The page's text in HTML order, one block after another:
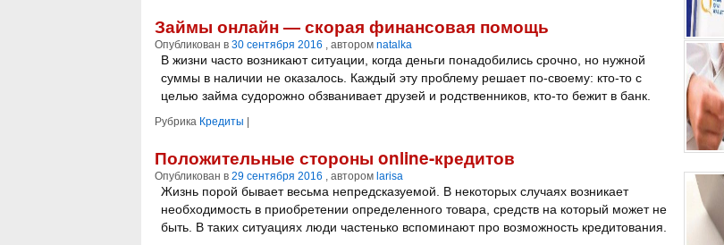
Займы онлайн — скорая финансовая помощь
Опубликован в 30 сентября 2016 , автором natalka
В жизни часто возникают ситуации, когда деньги понадобились срочно, но нужной
суммы в наличии не оказалось. Каждый эту проблему решает по-своему: кто-то с
целью займа судорожно обзванивает друзей и родственников, кто-то бежит в банк.
Рубрика Кредиты |
Положительные стороны online-кредитов
Опубликован в 29 сентября 2016 , автором larisa
Жизнь порой бывает весьма непредсказуемой. В некоторых случаях возникает
необходимость в приобретении определенного товара, средств на который может не
быть. В таких ситуациях люди частенько вспоминают про возможность кредитования.